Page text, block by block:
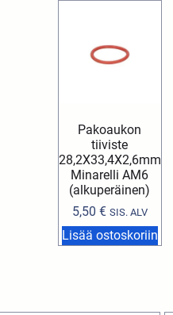
Pakoaukon
tiiviste
28,2X33,4X2,6mm
Minarelli AM6
(alkuperäinen)
5,50 € SIS. ALV
Lisää ostoskoriin